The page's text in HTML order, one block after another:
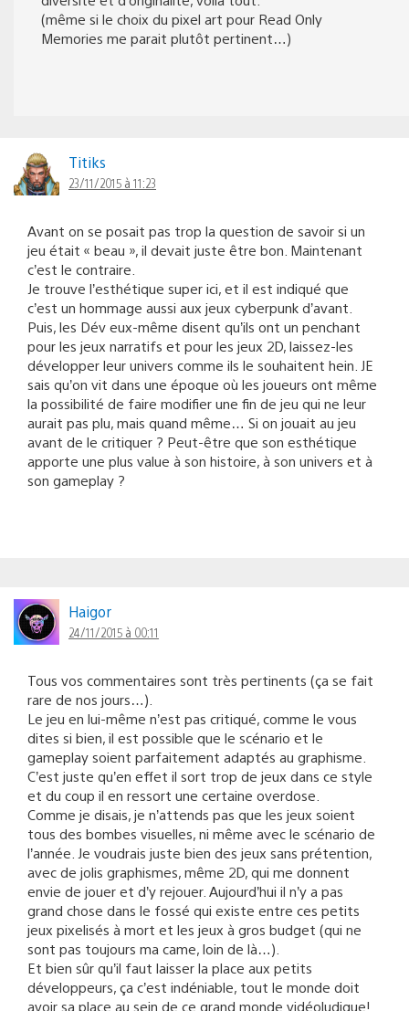
(même si le choix du pixel art pour Read Only
Memories me parait plutôt pertinent…)
Titiks
23/11/2015 à 11:23
Avant on se posait pas trop la question de savoir si un
jeu était « beau », il devait juste être bon. Maintenant
c’est le contraire.
Je trouve l’esthétique super ici, et il est indiqué que
c’est un hommage aussi aux jeux cyberpunk d’avant.
Puis, les Dév eux-même disent qu’ils ont un penchant
pour les jeux narratifs et pour les jeux 2D, laissez-les
développer leur univers comme ils le souhaitent hein. JE
sais qu’on vit dans une époque où les joueurs ont même
la possibilité de faire modifier une fin de jeu qui ne leur
aurait pas plu, mais quand même… Si on jouait au jeu
avant de le critiquer ? Peut-être que son esthétique
apporte une plus value à son histoire, à son univers et à
son gameplay ?
Haigor
24/11/2015 à 00:11
Tous vos commentaires sont très pertinents (ça se fait
rare de nos jours…).
Le jeu en lui-même n’est pas critiqué, comme le vous
dites si bien, il est possible que le scénario et le
gameplay soient parfaitement adaptés au graphisme.
C’est juste qu’en effet il sort trop de jeux dans ce style
et du coup il en ressort une certaine overdose.
Comme je disais, je n’attends pas que les jeux soient
tous des bombes visuelles, ni même avec le scénario de
l’année. Je voudrais juste bien des jeux sans prétention,
avec de jolis graphismes, même 2D, qui me donnent
envie de jouer et d’y rejouer. Aujourd’hui il n’y a pas
grand chose dans le fossé qui existe entre ces petits
jeux pixelisés à mort et les jeux à gros budget (qui ne
sont pas toujours ma came, loin de là…).
Et bien sûr qu’il faut laisser la place aux petits
développeurs, ça c’est indéniable, tout le monde doit
avoir sa place au sein de ce grand monde vidéoludique!